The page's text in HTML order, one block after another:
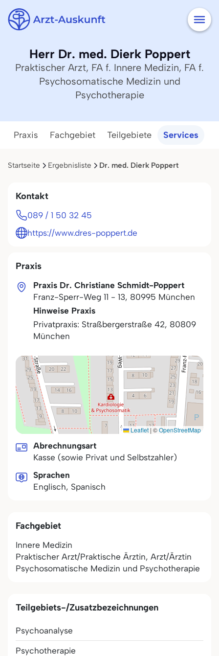
Herr Dr. med. Dierk Poppert
Praktischer Arzt, FA f. Innere Medizin, FA f.
Psychosomatische Medizin und
Psychotherapie
Praxis Fachgebiet Teilgebiete Services
Startseite Ergebnisliste Dr. med. Dierk Poppert
Praxis
Praxis Dr. Christiane Schmidt-Poppert
Franz-Sperr-Weg 11 - 13, 80995 München
Hinweise Praxis
Privatpraxis: Straßbergerstraße 42, 80809
München
Leaflet | ©OpenStreetMap
Abrechnungsart
Kasse (sowie Privat und Selbstzahler)
Sprachen
Englisch, Spanisch
Fachgebiet
Innere Medizin
Praktischer Arzt/Praktische Ärztin, Arzt/Ärztin
Psychosomatische Medizin und Psychotherapie
Teilgebiets-/Zusatzbezeichnungen
Psychoanalyse
Psychotherapie
Kontakt
089 / 1 50 32 45
https://www.dres-poppert.de